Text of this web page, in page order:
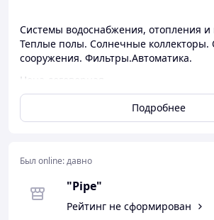
Системы водоснабжения, отопления и
Теплые полы. Солнечные коллекторы.
сооружения. Фильтры.Автоматика.
Цена договорная.
Системы водоснабжения, отопления,
внутренняя канализация. Солнечные
Монтаж водопровода - от 200 леев
Монтаж наружной канализации - от 30
Монтаж отопления - от 300 леев
Подробнее
Был online:давно
"Pipe"
Рейтинг не сформирован